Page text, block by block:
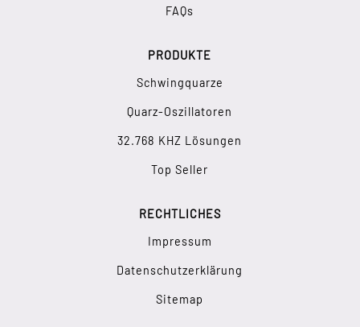
FAQs
PRODUKTE
Schwingquarze
Quarz-Oszillatoren
32.768 KHZ Lösungen
Top Seller
RECHTLICHES
Impressum
Datenschutzerklärung
Sitemap